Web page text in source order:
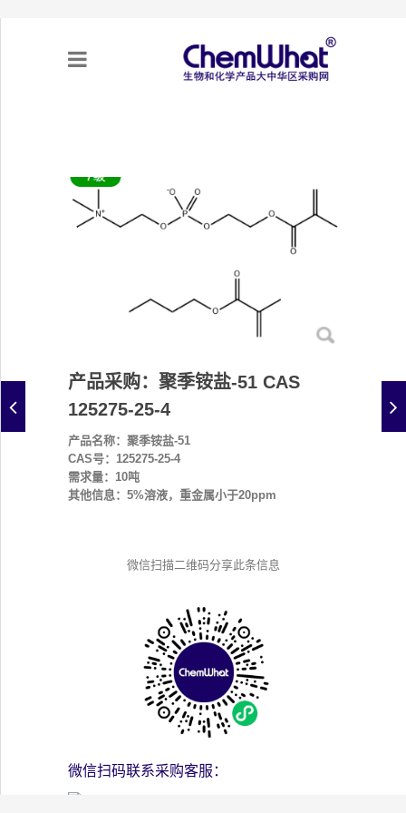
项目合作
不可靠实体清单（UEL）
产品采购：聚季铵盐-51 CAS
125275-25-4
产品名称：聚季铵盐-51
CAS号：125275-25-4
需求量：10吨
其他信息：5%溶液，重金属小于20ppm
微信扫描二维码分享此条信息
微信扫码联系采购客服：